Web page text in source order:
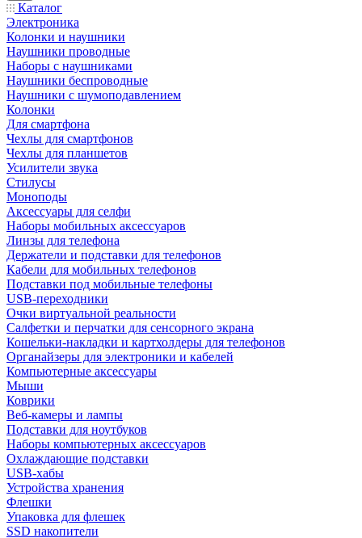
Каталог
Электроника
Колонки и наушники
Наушники проводные
Наборы с наушниками
Наушники беспроводные
Наушники с шумоподавлением
Колонки
Для смартфона
Чехлы для смартфонов
Чехлы для планшетов
Усилители звука
Стилусы
Моноподы
Аксессуары для селфи
Наборы мобильных аксессуаров
Линзы для телефона
Держатели и подставки для телефонов
Кабели для мобильных телефонов
Подставки под мобильные телефоны
USB-переходники
Очки виртуальной реальности
Салфетки и перчатки для сенсорного экрана
Кошельки-накладки и картхолдеры для телефонов
Органайзеры для электроники и кабелей
Компьютерные аксессуары
Мыши
Коврики
Веб-камеры и лампы
Подставки для ноутбуков
Наборы компьютерных аксессуаров
Охлаждающие подставки
USB-хабы
Устройства хранения
Флешки
Упаковка для флешек
SSD накопители